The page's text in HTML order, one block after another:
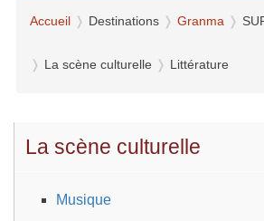
Accueil Destinations Granma
La scène culturelle Littérature
La scène culturelle
Musique